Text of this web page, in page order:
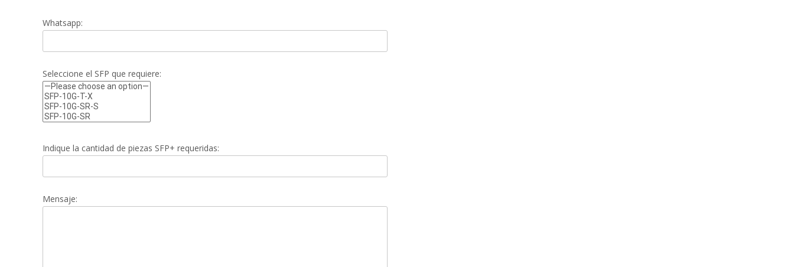
Whatsapp:
Seleccione el SFP que requiere:
Indique la cantidad de piezas SFP+ requeridas:
Mensaje: